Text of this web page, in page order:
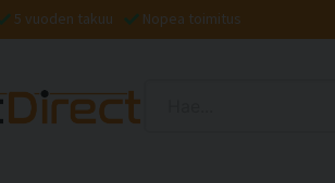
5 vuoden takuu Nopea toimitus